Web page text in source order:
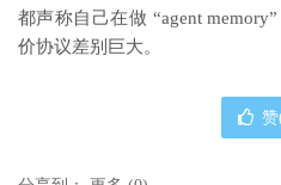
都声称自己在做 “agent
价协议差别巨大。
赞